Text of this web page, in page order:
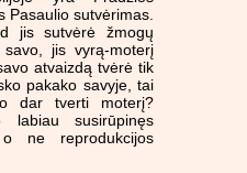
Pasaulio sutvėrimas.
jis sutvėrė žmogų
jis vyrą-moterį
atvaizdą tvėrė tik
pakako savyje, tai
dar tverti moterį?
labiau susirūpinęs
ne reprodukcijos